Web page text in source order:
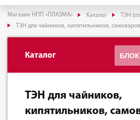
Магазин НПП «ПЛАЗМА» Каталог
ТЭН
ТЭН для чайников, кипятильников,
Каталог
ТЭН для чайников,
кипятильников,